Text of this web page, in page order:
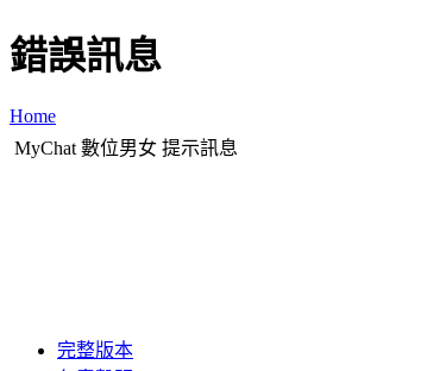
錯誤訊息
Home
MyChat 數位男女 提示訊息
完整版本